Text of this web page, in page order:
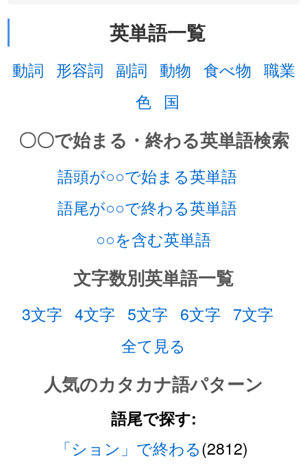
英単語一覧
動詞 形容詞 副詞 動物 食べ物 職業
色 国
〇〇で始まる・終わる英単語検索
語頭が○○で始まる英単語
語尾が○○で終わる英単語
○○を含む英単語
文字数別英単語一覧
3文字 4文字 5文字 6文字 7文字
全て見る
人気のカタカナ語パターン
語尾で探す:
「ション」で終わる(2812)